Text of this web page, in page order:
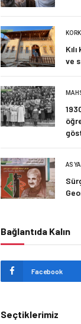
ve
ASYA
Bağlantıda Kalın
Facebook
Seçtiklerimiz